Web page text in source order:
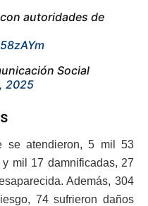
autoridades de
Social
2025
se atendieron, 5 mil 53
mil 17 damnificadas, 27
Además, 304
74 sufrieron daños